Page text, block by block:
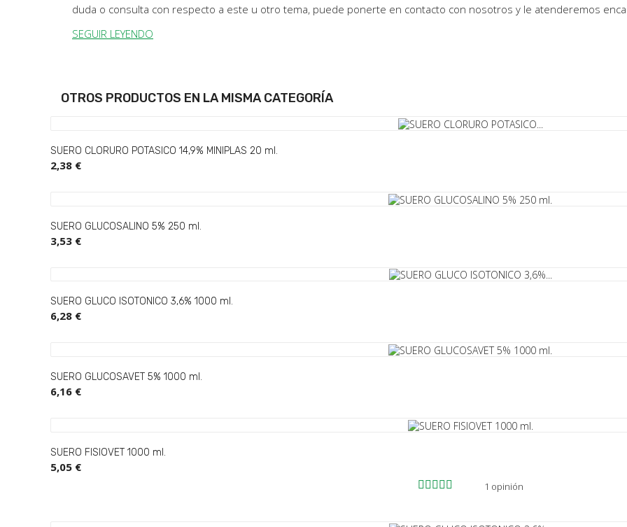
duda o consulta con respecto a este u otro tema, puede ponerte en contacto con nosotros y le atenderemos
SEGUIR LEYENDO
OTROS PRODUCTOS EN LA MISMA CATEGORÍA
SUERO CLORURO POTASICO 14,9% MINIPLAS 20 ml.
2,38 €
SUERO GLUCOSALINO 5% 250 ml.
3,53 €
SUERO GLUCO ISOTONICO 3,6% 1000 ml.
6,28 €
SUERO GLUCOSAVET 5% 1000 ml.
6,16 €
SUERO FISIOVET 1000 ml.
5,05 €
1 opinión